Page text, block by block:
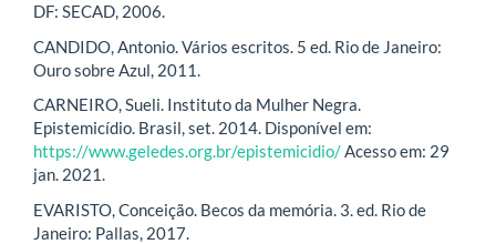
DF: SECAD, 2006.
CANDIDO, Antonio. Vários escritos. 5 ed. Rio de Janeiro:
Ouro sobre Azul, 2011.
CARNEIRO, Sueli. Instituto da Mulher Negra.
Epistemicídio. Brasil, set. 2014. Disponível em:
https://www.geledes.org.br/epistemicidio/Acesso em: 29
jan. 2021.
EVARISTO, Conceição. Becos da memória. 3. ed. Rio de
Janeiro: Pallas, 2017.